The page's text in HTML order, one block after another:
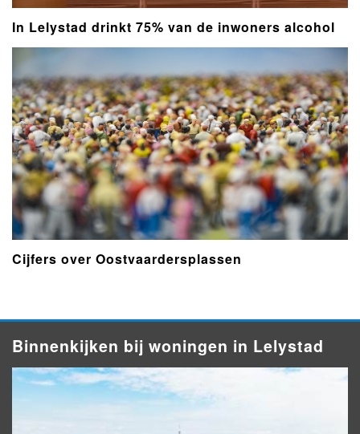
In Lelystad drinkt 75% van de inwoners alcohol
Cijfers over Oostvaardersplassen
Binnenkijken bij woningen in Lelystad